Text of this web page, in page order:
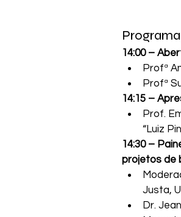
14:00 –
Profª
Profª
14:15 –
Prof.
“Luiz
14:30 –
projetos de
Justa,
Dr.